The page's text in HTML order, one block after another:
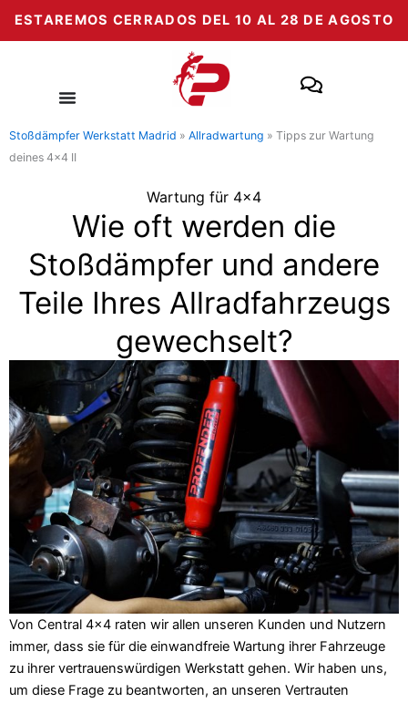
ESTAREMOS CERRADOS DEL 10 AL 28 DE AGOSTO
Stoßdämpfer Werkstatt Madrid » Allradwartung » Tipps zur Wartung
deines 4×4 II
Wartung für 4x4
Wie oft werden die
Stoßdämpfer und andere
Teile Ihres Allradfahrzeugs
gewechselt?
Von Central 4×4 raten wir allen unseren Kunden und Nutzern
immer, dass sie für die einwandfreie Wartung ihrer Fahrzeuge
zu ihrer vertrauenswürdigen Werkstatt gehen. Wir haben uns,
um diese Frage zu beantworten, an unseren Vertrauten